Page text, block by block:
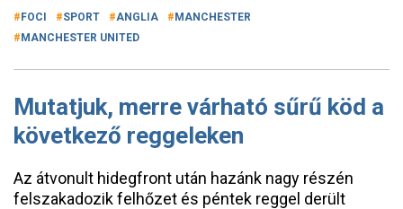
FOCI SPORT ANGLIA
MANCHESTER
MANCHESTER UNITED
Mutatjuk, merre várható sűrű köd a
következő reggeleken
Az átvonult hidegfront után hazánk nagy részén
felszakadozik felhőzet és péntek reggel derült